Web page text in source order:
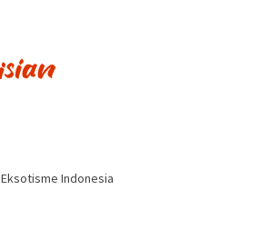
Indonesia